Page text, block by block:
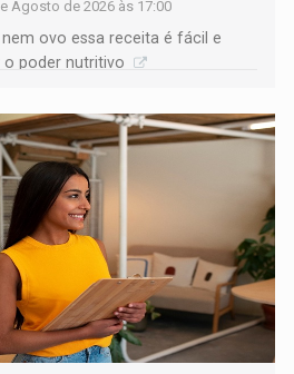
Agosto de 2026 às 17:00
ovo essa receita é fácil e
poder nutritivo